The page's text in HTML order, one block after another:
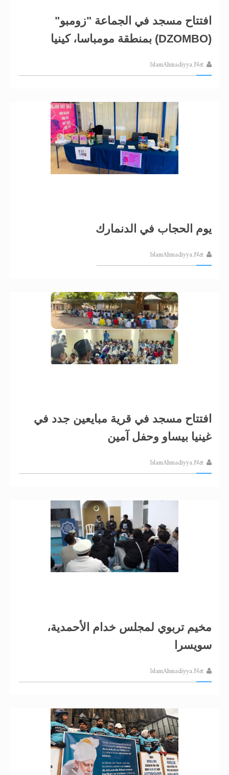
افتتاح مسجد في الجماعة "زومبو"
(DZOMBO) بمنطقة مومباسا، كينيا
IslamAhmadiyya.Net
يوم الحجاب في الدنمارك
IslamAhmadiyya.Net
افتتاح مسجد في قرية مبايعين جدد في
غينيا بيساو وحفل آمين
IslamAhmadiyya.Net
مخيم تربوي لمجلس خدام الأحمدية،
سويسرا
IslamAhmadiyya.Net